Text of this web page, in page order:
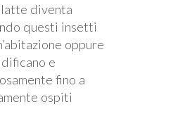
diventa
questi insetti
oppure
e
fino a
ospiti